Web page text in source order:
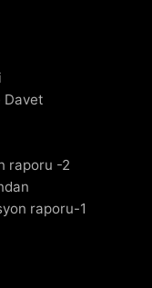
Davet
raporu -2
raporu-1